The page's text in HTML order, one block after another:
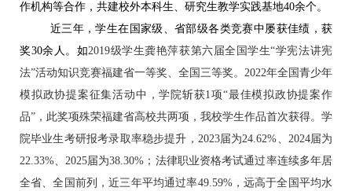
作机构等合作，共建校外本科生、研究生教学实践基地40余个。
近三年，学生在国家级、省部级各类竞赛中屡获佳绩，获
奖30余人。 如2019级学生龚艳萍获第六届全国学生“学宪法讲宪
法”活动知识竞赛福建省一等奖、全国三等奖。2022年全国青少年
模拟政协提案征集活动中 ，学院斩获1项“最佳模拟政协提案作
品”， 此奖项殊荣福建省高校共两项 ，我校学生作品首次获得。学
院毕业生考研报考录取率稳步提升， 2023届为24.62%、2024届为
22.33%、2025届为38.30% ；法律职业资格考试通过率连续多年居
全省、全国前列 ，近三年平均通过率49.59%，远高于全国平均水